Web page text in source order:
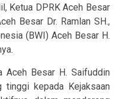
Ketua DPRK Aceh Besar
Besar Dr. Ramlan SH.,
(BWI) Aceh Besar H.
Aceh Besar H. Saifuddin
tinggi kepada Kejaksaan